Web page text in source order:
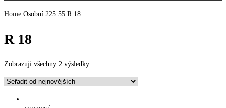
Home Osobní 225 55 R 18
R 18
Zobrazuji všechny 2 výsledky